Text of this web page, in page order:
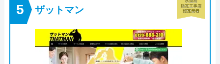
ザットマン